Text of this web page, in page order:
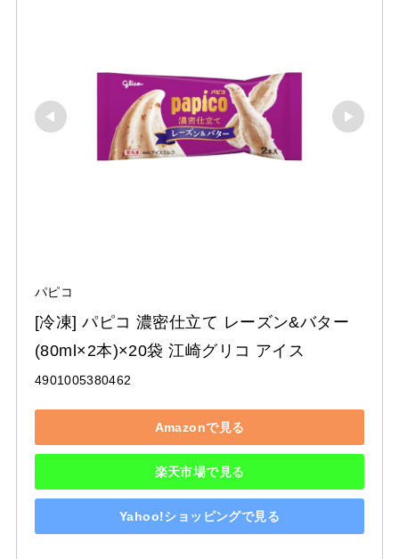
パピコ
[冷凍] パピコ 濃密仕立て レーズン&バター
(80ml×2本)×20袋 江崎グリコ アイス
4901005380462
Amazonで見る
楽天市場で見る
Yahoo!ショッピングで見る